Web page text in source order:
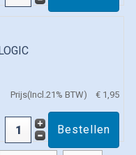
Prijs(Incl.21% BTW) € 1,95